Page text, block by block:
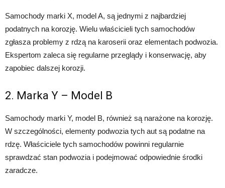
Samochody marki X, model A, są jednymi z najbardziej
podatnych na korozję. Wielu właścicieli tych samochodów
zgłasza problemy z rdzą na karoserii oraz elementach podwozia.
Ekspertom zaleca się regularne przeglądy i konserwację, aby
zapobiec dalszej korozji.
2. Marka Y – Model B
Samochody marki Y, model B, również są narażone na korozję.
W szczególności, elementy podwozia tych aut są podatne na
rdzę. Właściciele tych samochodów powinni regularnie
sprawdzać stan podwozia i podejmować odpowiednie środki
zaradcze.